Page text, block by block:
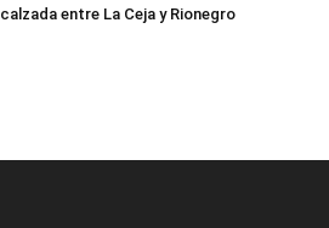
calzada entre La Ceja y Rionegro